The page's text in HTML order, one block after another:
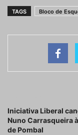
TAGS Bloco de
Iniciativa Liberal
Nuno Carrasqueira
de Pombal